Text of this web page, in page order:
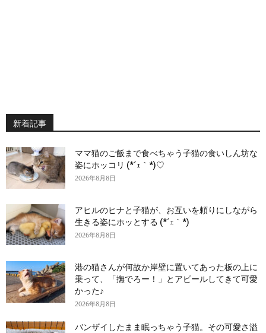
新着記事
ママ猫のご飯まで食べちゃう子猫の食いしん坊な
姿にホッコリ (*´ｪ｀*)♡
2026年8月8日
アヒルのヒナと子猫が、お互いを頼りにしながら
生きる姿にホッとする (*´ｪ｀*)
2026年8月8日
港の猫さんが何故か岸壁に置いてあった板の上に
乗って、「撫でろー！」とアピールしてきて可愛
かった♪
2026年8月8日
バンザイしたまま眠っちゃう子猫。その可愛さ溢